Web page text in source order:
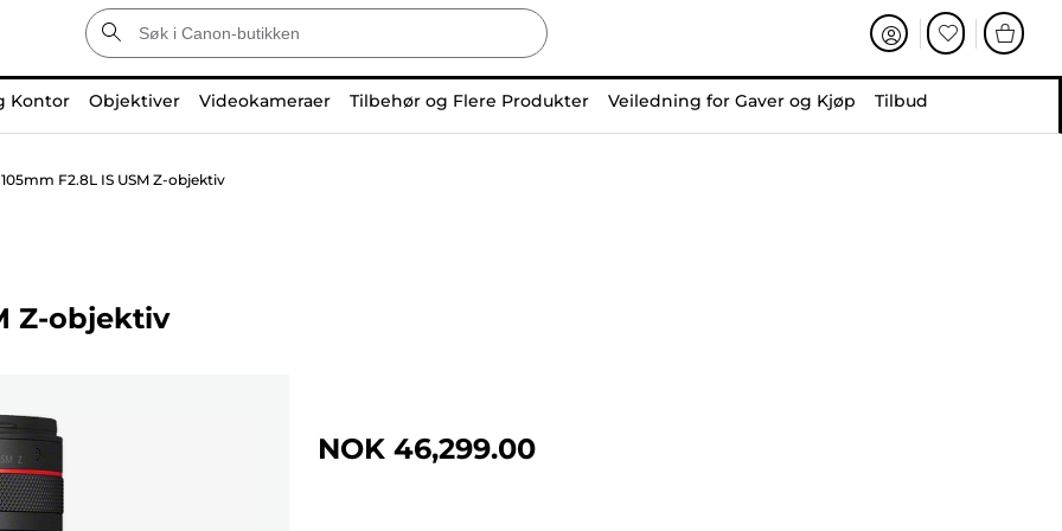
Kontor Objektiver Videokameraer Tilbehør og Flere Produkter Veiledning for Gaver og Kjøp Tilbud
F2.8L IS USM Z-objektiv
Z-objektiv
NOK 46,299.00